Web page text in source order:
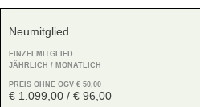
Neumitglied
EINZELMITGLIED
JÄHRLICH / MONATLICH
PREIS OHNE ÖGV € 50,00
€ 1.099,00 / € 96,00